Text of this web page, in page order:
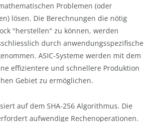
Problemen (oder
lösen. Die Berechnungen die nötig
"herstellen" zu können, werden
durch anwendungsspezifische
ASIC-Systeme werden mit dem
effizientere und schnellere Produktion
Gebiet zu ermöglichen.
auf dem SHA-256 Algorithmus. Die
aufwendige Rechenoperationen.